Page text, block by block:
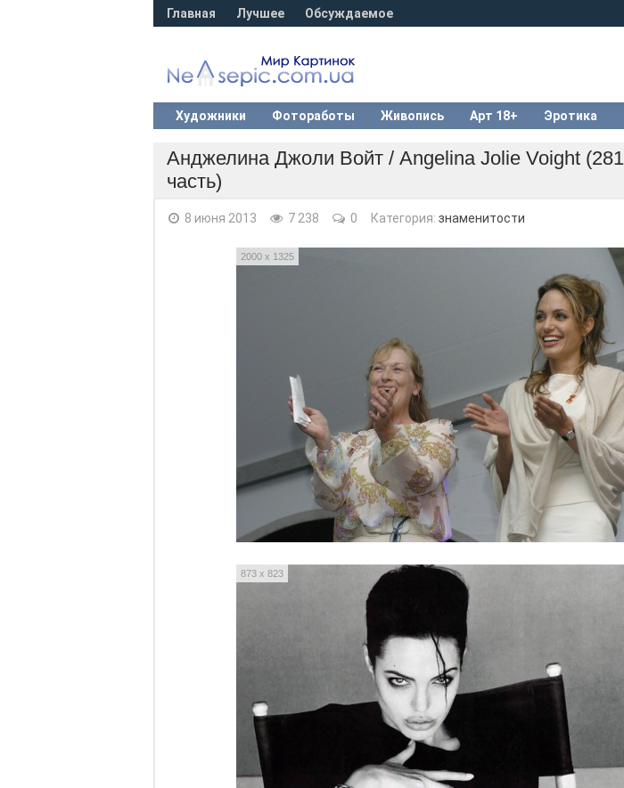
Главная Лучшее Обсуждаемое
Художники Фотоработы Живопись Арт 18+ Эротика
Анджелина Джоли Войт / Angelina Jolie Voight
часть)
8 июня 2013 7 238 0 Категория: знаменитости
2000 x 1325
873 x 823